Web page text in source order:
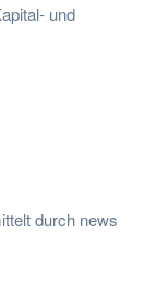
und
durch news